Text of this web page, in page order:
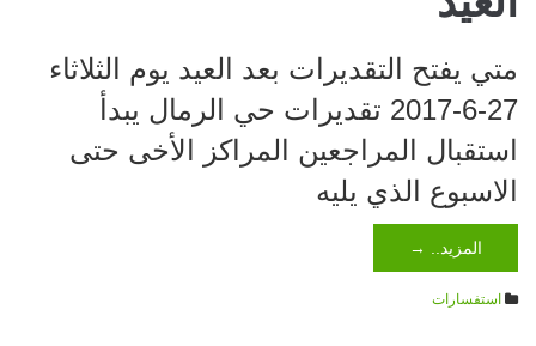
متي يفتح التقديرات بعد العيد يوم الثلاثاء
27-6-2017 تقديرات حي الرمال يبدأ
استقبال المراجعين المراكز الأخى حتى
الاسبوع الذي يليه
المزيد.. →
استفسارات